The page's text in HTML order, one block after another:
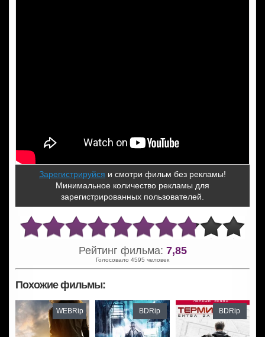
Зарегистрируйся и смотри фильм без рекламы!
Минимальное количество рекламы для
зарегистрированных пользователей.
Рейтинг фильма: 7,85
Голосовало 4595 человек
Похожие фильмы:
WEBRip BDRip BDRip